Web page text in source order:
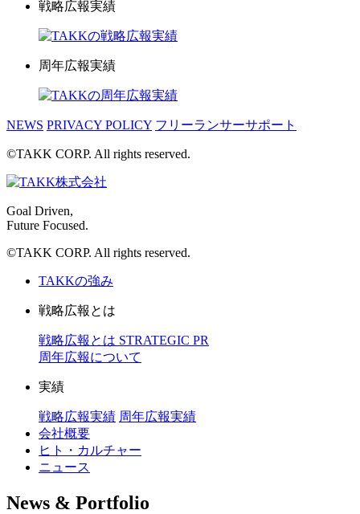
戦略広報実績
周年広報実績
NEWS PRIVACY POLICY フリーランサーサポート
©TAKK CORP. All rights reserved.
Goal Driven,
Future Focused.
©TAKK CORP. All rights reserved.
TAKKの強み
戦略広報とは
戦略広報とは STRATEGIC PR
周年広報について
実績
戦略広報実績 周年広報実績
会社概要
ヒト・カルチャー
ニュース
News & Portfolio